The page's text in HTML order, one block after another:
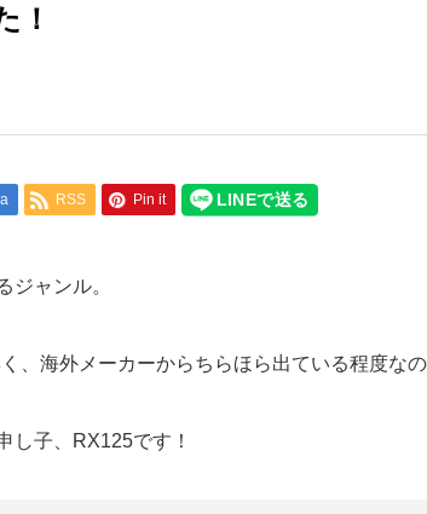
！
RSS Pin it
ジャンル。
、海外メーカーからちらほら出ている程度な
し子、RX125です！